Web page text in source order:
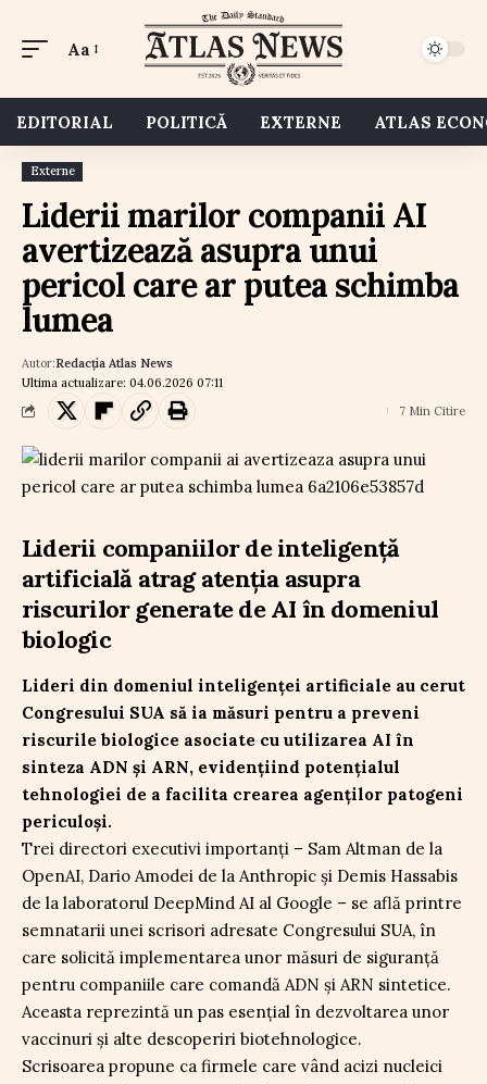
Aa
EDITORIAL POLITICĂ EXTERNE ATLAS
Externe
Liderii marilor companii AI
avertizează asupra unui
pericol care ar putea schimba
lumea
Ultima actualizare: 04.06.2026 07:11
Autor:Redacția Atlas News
7 Min Citire
Liderii companiilor de inteligență
artificială atrag atenția asupra
riscurilor generate de AI în domeniul
biologic
Lideri din domeniul inteligenței artificiale au cerut
Congresului SUA să ia măsuri pentru a preveni
riscurile biologice asociate cu utilizarea AI în
sinteza ADN și ARN, evidențiind potențialul
tehnologiei de a facilita crearea agenților patogeni
periculoși.
Trei directori executivi importanți – Sam Altman de la
OpenAI, Dario Amodei de la Anthropic și Demis Hassabis
de la laboratorul DeepMind AI al Google – se află printre
semnatarii unei scrisori adresate Congresului SUA, în
care solicită implementarea unor măsuri de siguranță
pentru companiile care comandă ADN și ARN sintetice.
Aceasta reprezintă un pas esențial în dezvoltarea unor
vaccinuri și alte descoperiri biotehnologice.
Scrisoarea propune ca firmele care vând acizi nucleici